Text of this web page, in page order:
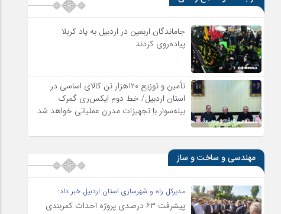
جاماندگان اربعین در اردبیل به یاد کربلا
پیاده‌روی کردند
تأمین و توزیع ۱۲۰هزار تن کالای اساسی در
استان اردبیل/ خط دوم ایکس‌ری گمرک
بیله‌سوار با تجهیزات مدرن عملیاتی خواهد شد
مهندسی و ساخت و ساز
مدیرکل راه و شهرسازی استان اردبیل خبر داد:
پیشرفت ۶۳ درصدی پروژه احداث کمربندی